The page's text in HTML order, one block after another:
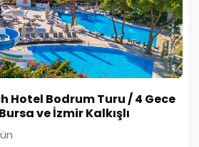
Hotel Bodrum Turu / 4 Gece
ve İzmir Kalkışlı